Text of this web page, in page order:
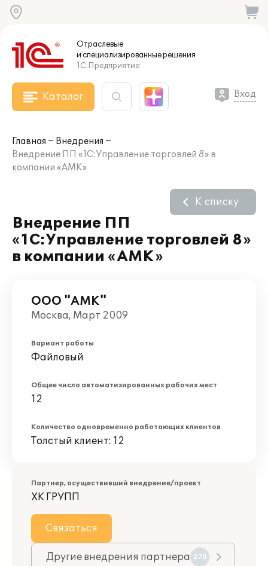
Отраслевые
и специализированныерешения
1С:Предприятие
Каталог Вход
Главная
Внедрения
Внедрение ПП «1С:Управление торговлей 8» в
компании «АМК»
Внедрение ПП
«1С:Управление торговлей 8»
в компании «АМК»
К списку
ООО "АМК"
Москва, Март 2009
Вариант работы
Файловый
Общее число автоматизированных рабочих мест
12
Количество одновременно работающих клиентов
Толстый клиент: 12
Партнер, осуществивший внедрение/проект
ХК ГРУПП
Связаться
Другие внедрения партнера 270